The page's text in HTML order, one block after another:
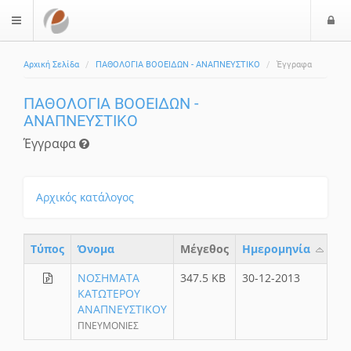
$langMenu
Αρχική Σελίδα ΠΑΘΟΛΟΓΙΑ ΒΟΟΕΙΔΩΝ - ΑΝΑΠΝΕΥΣΤΙΚΟ Έγγραφα
ΠΑΘΟΛΟΓΙΑ ΒΟΟΕΙΔΩΝ -
ΑΝΑΠΝΕΥΣΤΙΚΟ
Έγγραφα
Αρχικός κατάλογος
Τύπος Όνομα Μέγεθος
Ημερομηνία
ΝΟΣΗΜΑΤΑ
ΚΑΤΩΤΕΡΟΥ
ΑΝΑΠΝΕΥΣΤΙΚΟΥ
ΠΝΕΥΜΟΝΙΕΣ
347.5 KB 30-12-2013